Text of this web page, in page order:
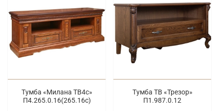
Тумба «Милана ТВ4с»
П4.265.0.16(265.16с)
Тумба ТВ «Трезор»
П1.987.0.12